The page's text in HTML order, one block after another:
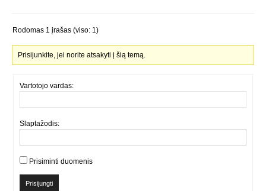
Rodomas 1 įrašas (viso: 1)
Prisijunkite, jei norite atsakyti į šią temą.
Vartotojo vardas:
Slaptažodis:
Prisiminti duomenis
Prisijungti